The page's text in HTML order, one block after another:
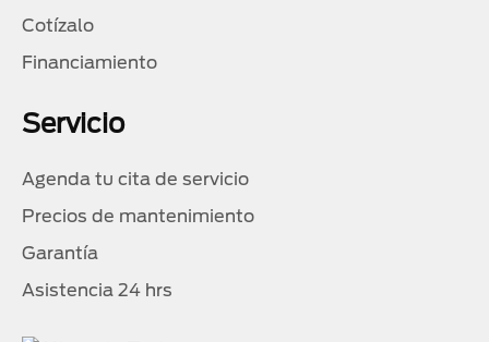
Cotízalo
Financiamiento
Servicio
Agenda tu cita de servicio
Precios de mantenimiento
Garantía
Asistencia 24 hrs